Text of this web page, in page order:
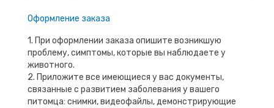
Оформление заказа
1. При оформлении заказа опишите возникшую
проблему, симптомы, которые вы наблюдаете у
животного.
2. Приложите все имеющиеся у вас документы,
связанные с развитием заболевания у вашего
питомца: снимки, видеофайлы, демонстрирующие